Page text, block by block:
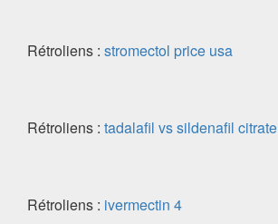
Rétroliens : stromectol price usa
Rétroliens : tadalafil vs sildenafil citrate
Rétroliens : ivermectin 4